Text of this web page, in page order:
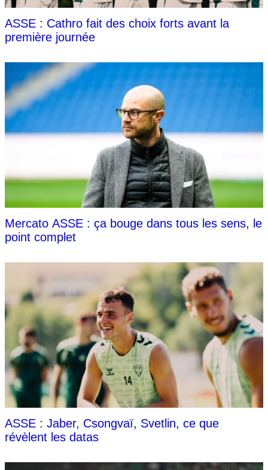
ASSE : Cathro fait des choix forts avant la
première journée
Mercato ASSE : ça bouge dans tous les sens, le
point complet
ASSE : Jaber, Csongvaï, Svetlin, ce que
révèlent les datas